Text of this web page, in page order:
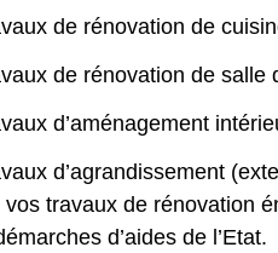
de rénovation de
de rénovation de salle
d’aménagement
d’agrandissement
vos travaux de rénovation
d’aides de l’Etat.